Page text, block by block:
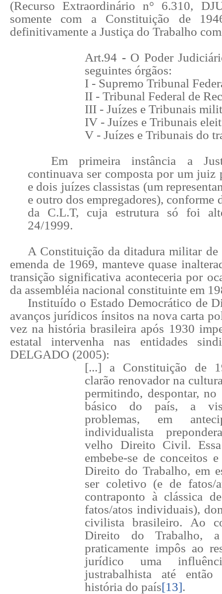
(Recurso Extraordinário n° 6.310,
somente com a Constituição de
definitivamente a Justiça do Trabalho
Art.94 -O Poder
seguintes órgãos:
I - Supremo Tribunal
II - Tribunal Federal de
III - Juízes e Tribunais
IV - Juízes e Tribunais
V - Juízes e Tribunais do
Em primeira instância a
continuava ser composta por um juiz
e dois juízes classistas (um
e outro dos empregadores), conforme
da C.L.T, cuja estrutura só foi
24/1999.
A Constituição da ditadura militar de
emenda de 1969, manteve quase
transição significativa aconteceria por
da assembléia nacional constituinte em
Instituído o Estado Democrático de
avanços jurídicos ínsitos na nova carta
vez na história brasileira após 1930
estatal intervenha nas entidades
DELGADO (2005):
[...] a Constituição de
clarão renovador na
permitindo, despontar,
básico do país, a
problemas, em
individualista
velho Direito Civil.
embebe-se de conceitos
Direito do Trabalho, em
ser coletivo (e de fatos/
contraponto à clássica
fatos/atos individuais),
civilista brasileiro. Ao
Direito do Trabalho,
praticamente impôs ao
jurídico uma
justrabalhista até então
história do país[13].